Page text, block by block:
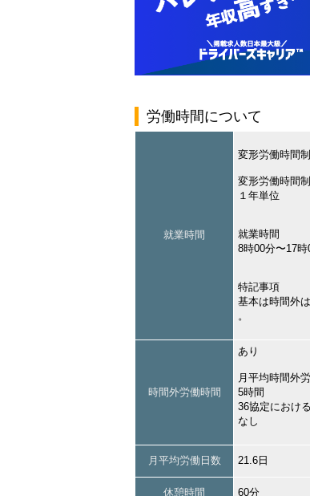
労働時間について
就業時間
変形労働時間制
変形労働時間
１年単位
就業時間
8時00分〜17時
特記事項
基本は時間外
。
時間外労働時間
あり
月平均時間外
5時間
36協定におけ
なし
月平均労働日数 21.6日
休憩時間 60分